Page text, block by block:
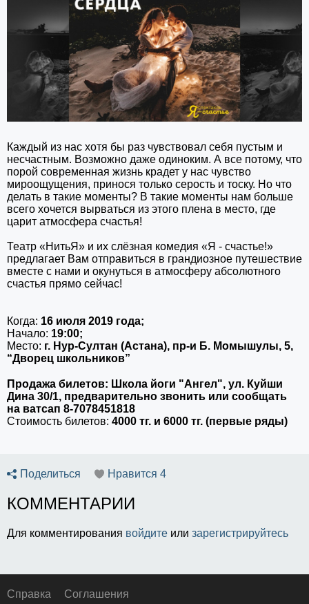
Каждый из нас хотя бы раз чувствовал себя пустым и
несчастным. Возможно даже одиноким. А все потому, что
порой современная жизнь крадет у нас чувство
мироощущения, принося только серость и тоску. Но что
делать в такие моменты? В такие моменты нам больше
всего хочется вырваться из этого плена в место, где
царит атмосфера счастья!
Театр «НитьЯ» и их слёзная комедия «Я - счастье!»
предлагает Вам отправиться в грандиозное путешествие
вместе с нами и окунуться в атмосферу абсолютного
счастья прямо сейчас!
Когда: 16 июля 2019 года;
Начало: 19:00;
Место: г. Нур-Султан (Астана), пр-и Б. Момышулы, 5,
“Дворец школьников”
Продажа билетов: Школа йоги "Ангел", ул. Куйши
Дина 30/1, предварительно звонить или сообщать
на ватсап 8-7078451818
Стоимость билетов: 4000 тг. и 6000 тг. (первые ряды)
Поделиться Нравится 4
КОММЕНТАРИИ
Для комментирования войдите или зарегистрируйтесь
Справка Соглашения